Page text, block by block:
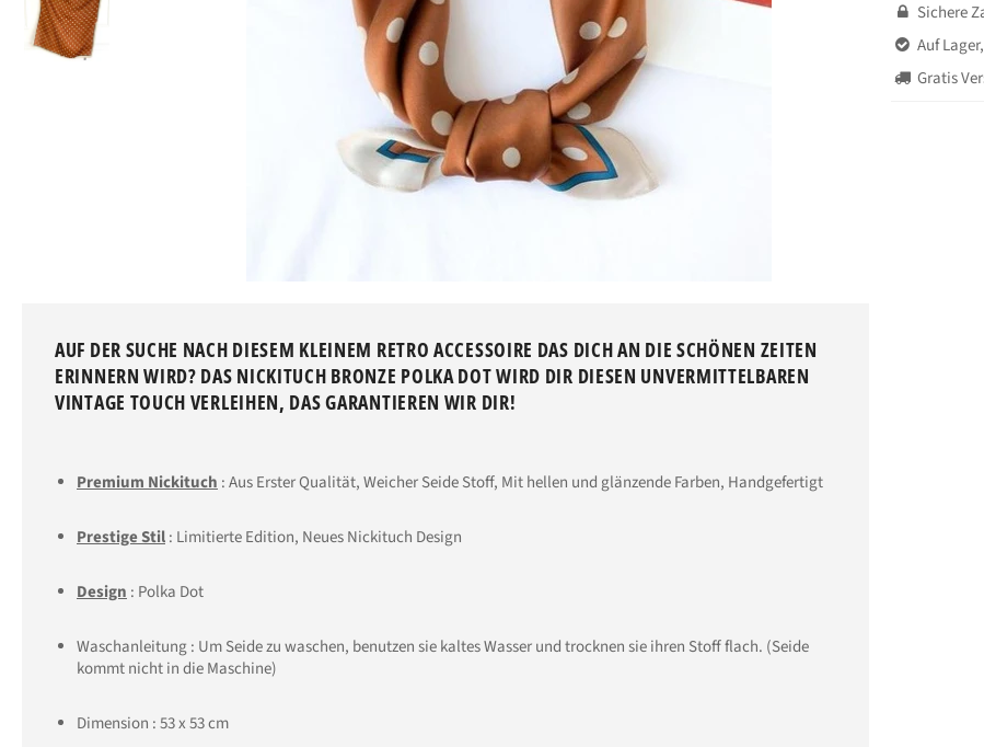
AUF DER SUCHE NACH DIESEM KLEINEM RETRO ACCESSOIRE DAS DICH AN DIE SCHÖNEN ZEITEN
ERINNERN WIRD? DAS NICKITUCH BRONZE POLKA DOT WIRD DIR DIESEN UNVERMITTELBAREN
VINTAGE TOUCH VERLEIHEN, DAS GARANTIEREN WIR DIR!
Premium Nickituch : Aus Erster Qualität, Weicher Seide Stoff, Mit hellen und glänzende Farben, Handgefertigt
Prestige Stil: Limitierte Edition, Neues Nickituch Design
Design : Polka Dot
Waschanleitung : Um Seide zu waschen, benutzen sie kaltes Wasser und trocknen sie ihren Stoff flach. (Seide
kommt nicht in die Maschine)
Dimension : 53 x 53 cm
 Sichere
 Auf
 Gratis